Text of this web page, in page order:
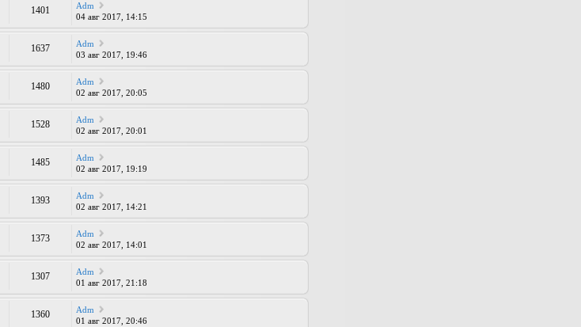
1401
Adm
04 авг 2017, 14:15
1637
Adm
03 авг 2017, 19:46
1480
Adm
02 авг 2017, 20:05
1528
Adm
02 авг 2017, 20:01
1485
Adm
02 авг 2017, 19:19
1393
Adm
02 авг 2017, 14:21
1373
Adm
02 авг 2017, 14:01
1307
Adm
01 авг 2017, 21:18
1360
Adm
01 авг 2017, 20:46